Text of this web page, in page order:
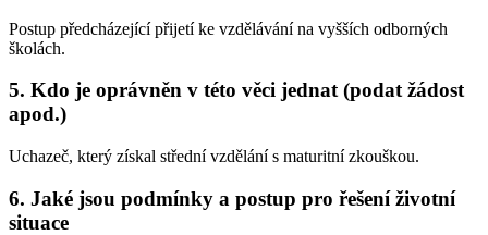
Postup předcházející přijetí ke vzdělávání na vyšších odborných
školách.
5. Kdo je oprávněn v této věci jednat (podat žádost
apod.)
Uchazeč, který získal střední vzdělání s maturitní zkouškou.
6. Jaké jsou podmínky a postup pro řešení životní
situace